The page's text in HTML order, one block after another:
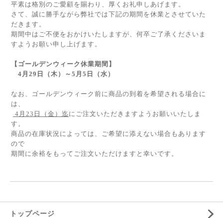
平素は格別のご愛顧を賜わり、厚くお礼申しあげます。
さて、誠に勝手ながら弊社では下記の期間を休業とさせていた
だきます。
期間中はご不便をおかけいたしますが、何卒ご了承くださいま
すようお願い申し上げます。
【ゴールデンウィーク休業期間】
4月29日（木）～5月5日（水）
なお、ゴールデンウィーク前に商品の到着を希望される場合に
は、
4月23日（金）迄 にご注文いただきますようお願いいたしま
す。
商品の在庫状況によっては、ご希望に添えない場合もあります
ので
期間に余裕をもってご注文いただけますと幸いです。
トップページ